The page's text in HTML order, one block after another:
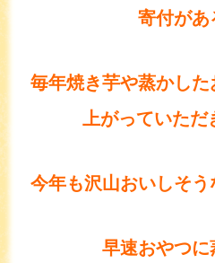
寄付があ
毎年焼き芋や蒸かし
上がっていた
今年も沢山おいしそ
早速おやつに